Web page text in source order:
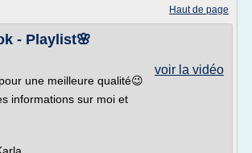
Haut de page
- Playlist🌸
voir la vidéo
une meilleure qualité😉
informations sur moi et